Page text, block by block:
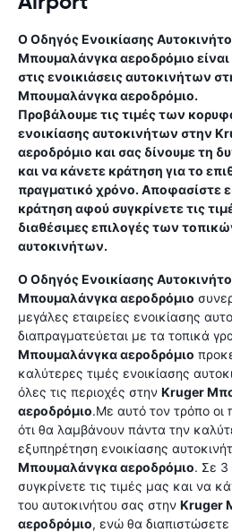
Ο Οδηγός Ενοικίασης
Μπουμαλάνγκα αεροδρόμιο
στις ενοικιάσεις αυτοκινήτων
Μπουμαλάνγκα αεροδρόμιο.
Προβάλουμε τις τιμές των
ενοικίασης αυτοκινήτων στην
αεροδρόμιο και σας δίνουμε τη
και να κάνετε κράτηση για το
πραγματικό χρόνο. Αποφασίστε
κράτηση αφού συγκρίνετε τις
διαθέσιμες επιλογές των
αυτοκινήτων.
Ο Οδηγός Ενοικίασης
Μπουμαλάνγκα αεροδρόμιο
μεγάλες εταιρείες ενοικίασης
διαπραγματεύεται με τα τοπικά
Μπουμαλάνγκα αεροδρόμιο
καλύτερες τιμές ενοικίασης
όλες τις περιοχές στην Kruger
αεροδρόμιο.Με αυτό τον τρόπο οι
ότι θα λαμβάνουν πάντα την
εξυπηρέτηση ενοικίασης
Μπουμαλάνγκα αεροδρόμιο. Σε 3
συγκρίνετε τις τιμές μας και να
του αυτοκινήτου σας στην Kruger
αεροδρόμιο, ενώ θα